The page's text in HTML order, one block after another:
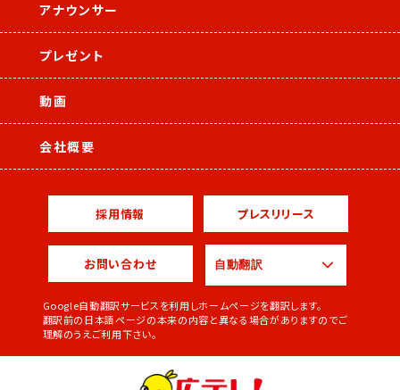
アナウンサー
プレゼント
動画
会社概要
採用情報 プレスリリース
お問い合わせ
Google自動翻訳サービスを利用しホームページを翻訳します。
翻訳前の日本語ページの本来の内容と異なる場合がありますのでご
理解のうえご利用下さい。